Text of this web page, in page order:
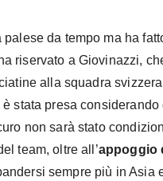
palese da tempo ma ha
riservato a Giovinazzi,
alla squadra
stata presa
non sarà stato
team, oltre all’appoggio
sempre più in Asia